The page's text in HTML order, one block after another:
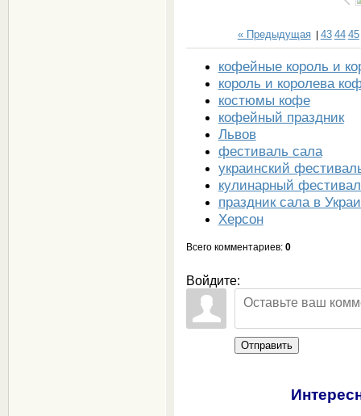
« Предыдущая| 43 44 45
кофейные король и
король и королева
костюмы кофе
кофейный праздник
Львов
фестиваль сала
украинский
кулинарный
праздник сала в
Херсон
Всего комментариев: 0
Войдите:
Отправить